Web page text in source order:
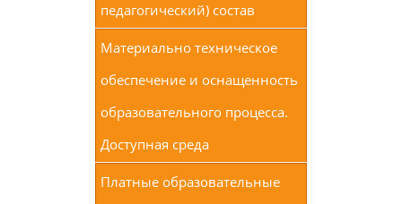
педагогический) состав
Материально техническое
обеспечение и оснащенность
образовательного процесса.
Доступная среда
Платные образовательные